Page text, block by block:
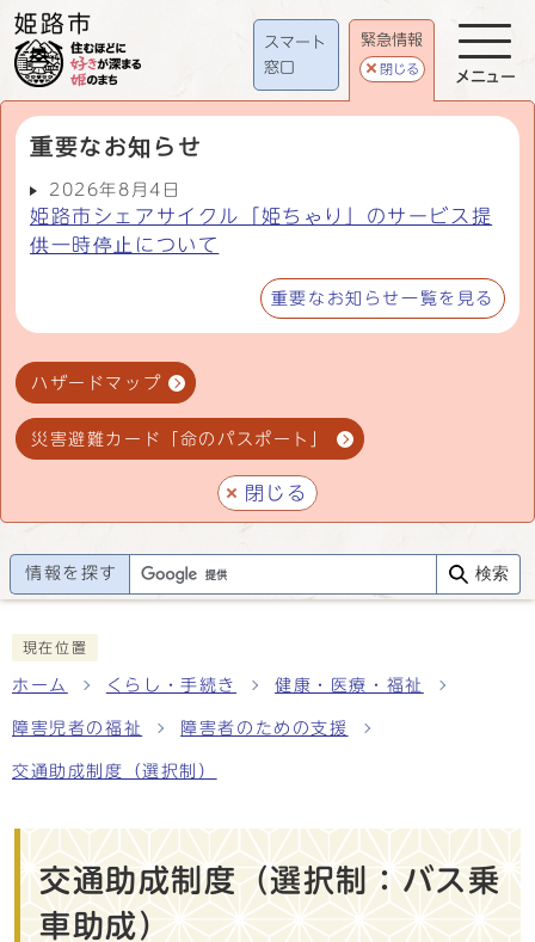
スマート
窓口
緊急情報
閉じる
重要なお知らせ
2026年8月4日
姫路市シェアサイクル「姫ちゃり」のサービス提
供一時停止について
重要なお知らせ一覧を見る
ハザードマップ
災害避難カード「命のパスポート」
閉じる
メニュー
情報を探す 検索
現在位置
ホーム くらし・手続き 健康・医療・福祉
障害児者の福祉 障害者のための支援
交通助成制度（選択制）
交通助成制度（選択制：バス乗
車助成）